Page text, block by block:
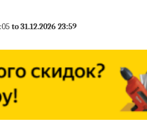
to 31.12.2026 23:59